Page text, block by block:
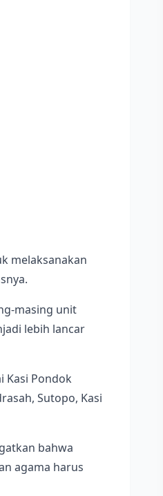
melaksanakan
masing unit
lebih lancar
Kasi Pondok
Sutopo, Kasi
bahwa
agama harus